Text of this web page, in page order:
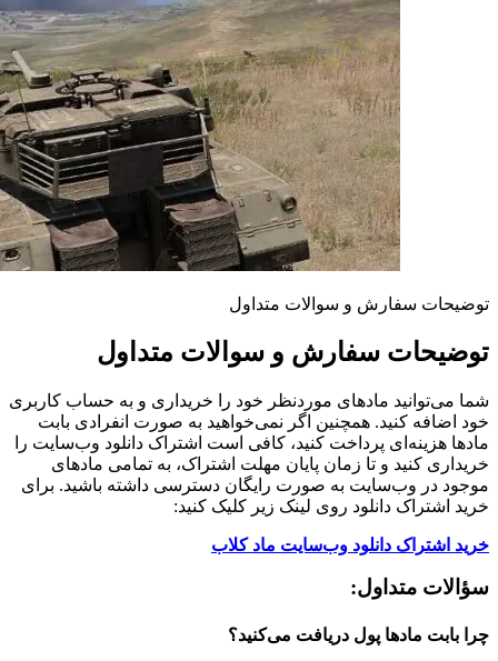
توضیحات سفارش و سوالات متداول
توضیحات سفارش و سوالات متداول
شما می‌توانید مادهای موردنظر خود را خریداری و به حساب کاربری
خود اضافه کنید. همچنین اگر نمی‌خواهید به صورت انفرادی بابت
مادها هزینه‌ای پرداخت کنید، کافی است اشتراک دانلود وب‌سایت را
خریداری کنید و تا زمان پایان مهلت اشتراک، به تمامی مادهای
موجود در وب‌سایت به صورت رایگان دسترسی داشته باشید. برای
خرید اشتراک دانلود روی لینک زیر کلیک کنید:
خرید اشتراک دانلود وب‌سایت ماد کلاب
سؤالات متداول:
چرا بابت مادها پول دریافت می‌کنید؟